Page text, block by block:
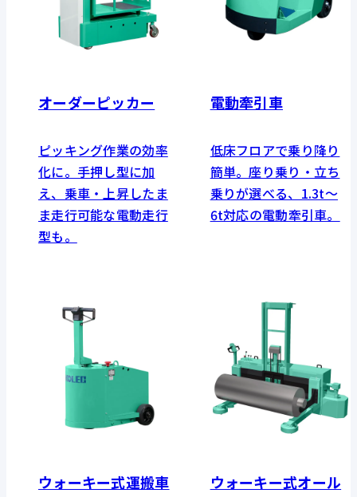
オーダーピッカー
ピッキング作業の効率
化に。手押し型に加
え、乗車・上昇したま
ま走行可能な電動走行
型も。
電動牽引車
低床フロアで乗り降り
簡単。座り乗り・立ち
乗りが選べる、1.3t～
6t対応の電動牽引車。
ウォーキー式運搬車
ウォーキー式オール